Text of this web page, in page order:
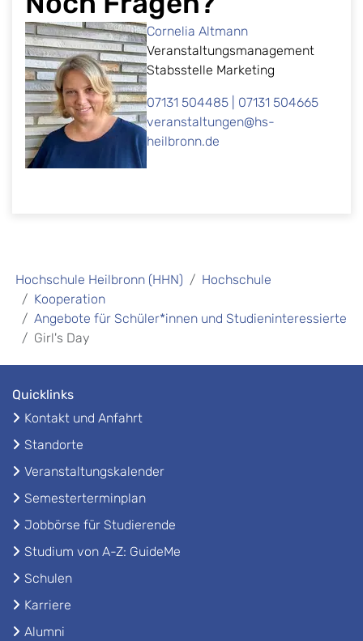
Cornelia Altmann
Veranstaltungsmanagement
Stabsstelle Marketing
07131 504485 | 07131 504665
veranstaltungen@hs-
heilbronn.de
Hochschule Heilbronn (HHN)
Hochschule
Kooperation
Angebote für Schüler*innen und Studieninteressierte
Girl's Day
Quicklinks
Kontakt und Anfahrt
Standorte
Veranstaltungskalender
Semesterterminplan
Jobbörse für Studierende
Studium von A-Z: GuideMe
Schulen
Karriere
Alumni